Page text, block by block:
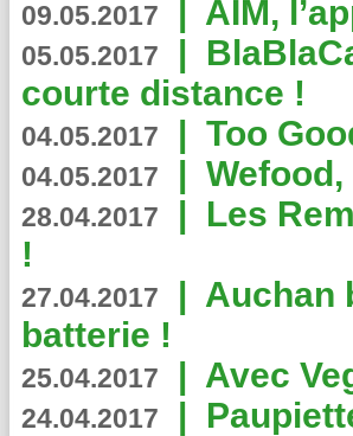
09.05.2017 | AIM,
05.05.2017 |
courte distance !
04.05.2017 | Too
04.05.2017 |
28.04.2017 | Les
!
27.04.2017 | Auchan
batterie !
25.04.2017 | Avec
24.04.2017 |